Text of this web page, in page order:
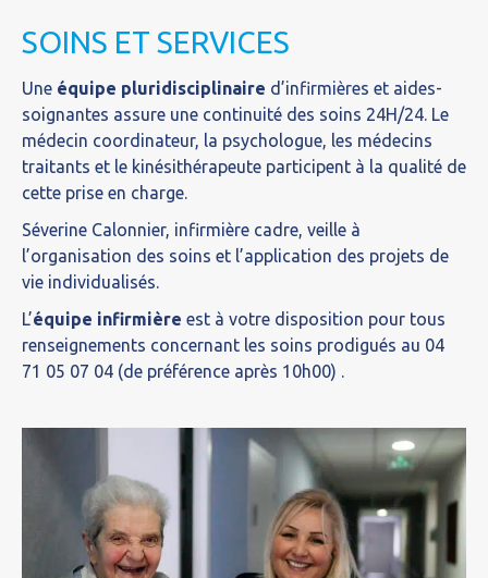
SOINS ET SERVICES
Une équipe pluridisciplinaire d’infirmières et aides-
soignantes assure une continuité des soins 24H/24. Le
médecin coordinateur, la psychologue, les médecins
traitants et le kinésithérapeute participent à la qualité de
cette prise en charge.
Séverine Calonnier, infirmière cadre, veille à
l’organisation des soins et l’application des projets de
vie individualisés.
L’équipe infirmière est à votre disposition pour tous
renseignements concernant les soins prodigués au 04
71 05 07 04 (de préférence après 10h00) .